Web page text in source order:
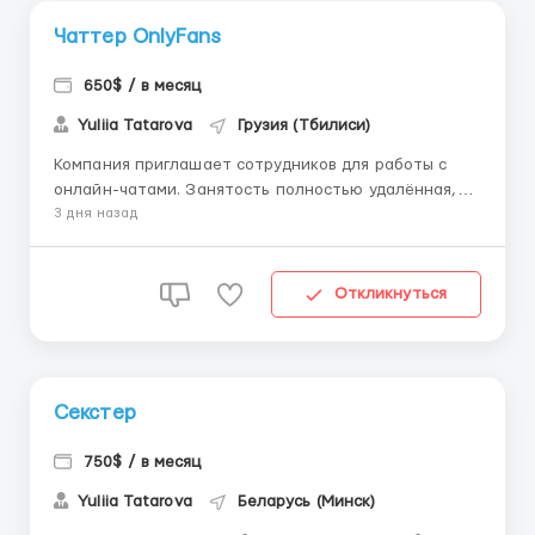
Чаттер OnlyFans
650$ / в месяц
Yuliia Tatarova Грузия (Тбилиси)
Компания приглашает сотрудников для работы с
онлайн-чатами. Занятость полностью удалённая,
возможна работа из любой локации. Условия
верхнего ограничения ✔️ график работы 6/1, смены
на выбор ✔️ выплаты зараб...
3 дня назад
Откликнуться
Секстер
750$ / в месяц
Yuliia Tatarova Беларусь (Минск)